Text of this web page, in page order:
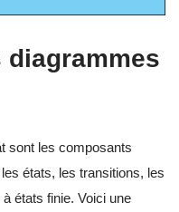
diagrammes
sont les composants
états, les transitions, les
états finie. Voici une